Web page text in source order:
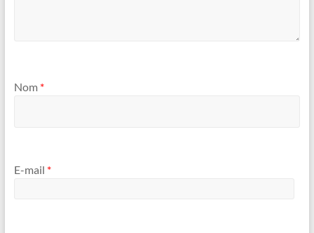
Nom *
E-mail *